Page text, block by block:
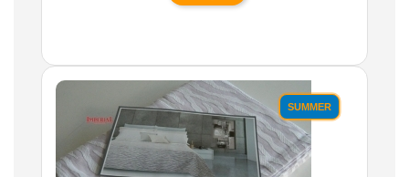
SUMMER